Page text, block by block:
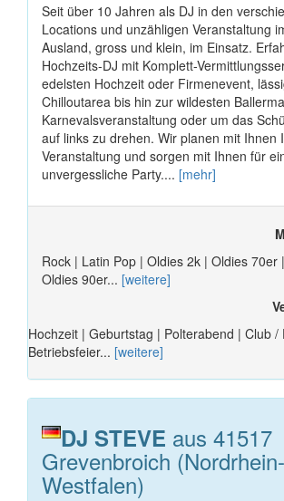
Seit über 10 Jahren als DJ in den
Locations und unzähligen Veranstaltung
Ausland, gross und klein, im Einsatz.
Hochzeits-DJ mit Komplett-
edelsten Hochzeit oder Firmenevent,
Chilloutarea bis hin zur wildesten
Karnevalsveranstaltung oder um das
auf links zu drehen. Wir planen mit Ihnen
Veranstaltung und sorgen mit Ihnen für
unvergessliche Party.... [mehr]
Rock | Latin Pop | Oldies 2k | Oldies 70er
Oldies 90er... [weitere]
Hochzeit | Geburtstag | Polterabend | Club /
Betriebsfeier... [weitere]
DJ STEVE aus 41517
Grevenbroich (Nordrhein-
Westfalen)